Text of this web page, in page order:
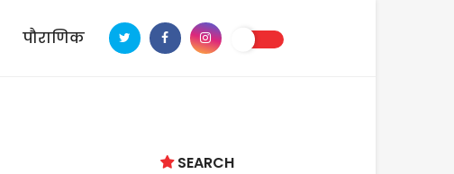
पौराणिक
SEARCH